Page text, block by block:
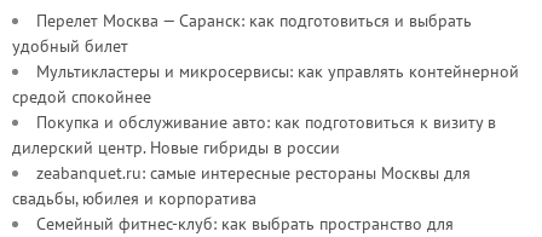
Перелет Москва — Саранск: как подготовиться и выбрать
удобный билет
Мультикластеры и микросервисы: как управлять контейнерной
средой спокойнее
Покупка и обслуживание авто: как подготовиться к визиту в
дилерский центр. Новые гибриды в россии
zeabanquet.ru: самые интересные рестораны Москвы для
свадьбы, юбилея и корпоратива
Семейный фитнес-клуб: как выбрать пространство для